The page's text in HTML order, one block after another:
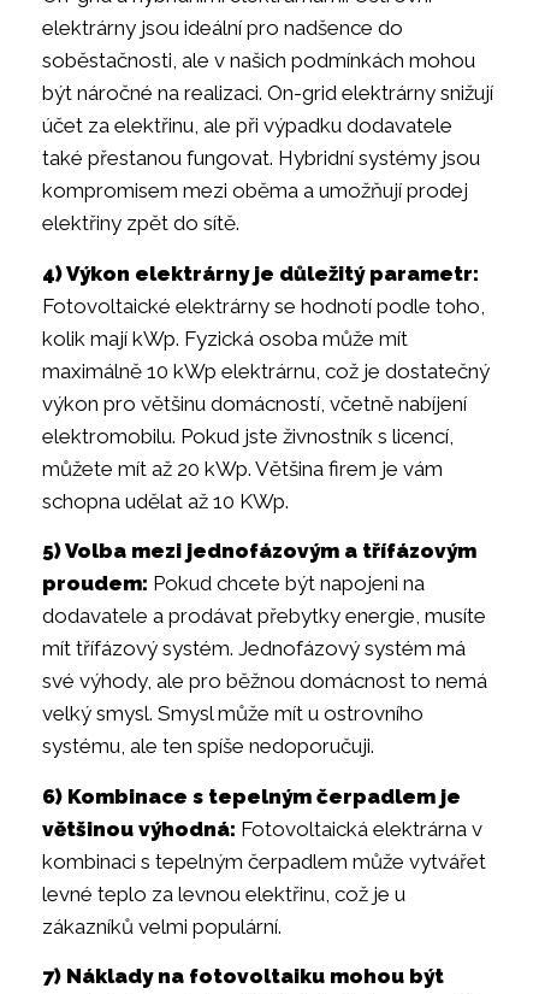
elektrárny jsou ideální pro nadšence do
soběstačnosti, ale v našich podmínkách mohou
být náročné na realizaci. On-grid elektrárny snižují
účet za elektřinu, ale při výpadku dodavatele
také přestanou fungovat. Hybridní systémy jsou
kompromisem mezi oběma a umožňují prodej
elektřiny zpět do sítě.
4) Výkon elektrárny je důležitý parametr:
Fotovoltaické elektrárny se hodnotí podle toho,
kolik mají kWp. Fyzická osoba může mít
maximálně 10 kWp elektrárnu, což je dostatečný
výkon pro většinu domácností, včetně nabíjení
elektromobilu. Pokud jste živnostník s licencí,
můžete mít až 20 kWp. Většina firem je vám
schopna udělat až 10 KWp.
5) Volba mezi jednofázovým a třífázovým
proudem: Pokud chcete být napojeni na
dodavatele a prodávat přebytky energie, musíte
mít třífázový systém. Jednofázový systém má
své výhody, ale pro běžnou domácnost to nemá
velký smysl. Smysl může mít u ostrovního
systému, ale ten spíše nedoporučuji.
6) Kombinace s tepelným čerpadlem je
většinou výhodná: Fotovoltaická elektrárna v
kombinaci s tepelným čerpadlem může vytvářet
levné teplo za levnou elektřinu, což je u
zákazníků velmi populární.
7) Náklady na fotovoltaiku mohou být